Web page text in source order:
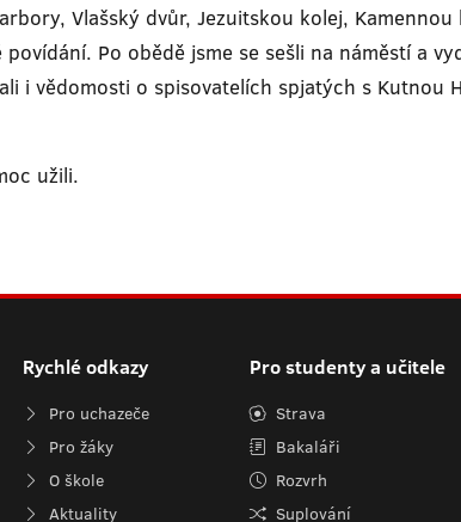
Vlašský dvůr, Jezuitskou kolej,
Po obědě jsme se sešli na náměstí a
i vědomosti o spisovatelích spjatých s Kutnou
užili.
Rychlé odkazy
Pro uchazeče
Pro žáky
O škole
Aktuality
Pro studenty a učitele
Strava
Bakaláři
Rozvrh
Suplování